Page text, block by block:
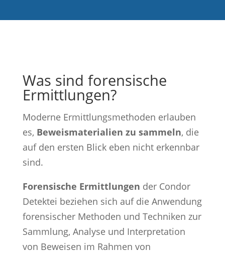
Was sind forensische
Ermittlungen?
Moderne Ermittlungsmethoden erlauben
es, Beweismaterialien zu sammeln, die
auf den ersten Blick eben nicht erkennbar
sind.
Forensische Ermittlungen der Condor
Detektei beziehen sich auf die Anwendung
forensischer Methoden und Techniken zur
Sammlung, Analyse und Interpretation
von Beweisen im Rahmen von